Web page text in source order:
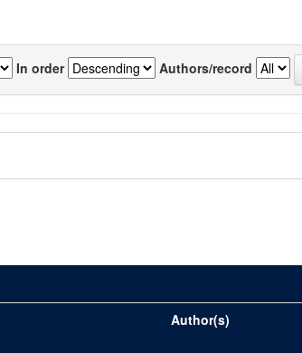
In order Authors/record
Author(s)